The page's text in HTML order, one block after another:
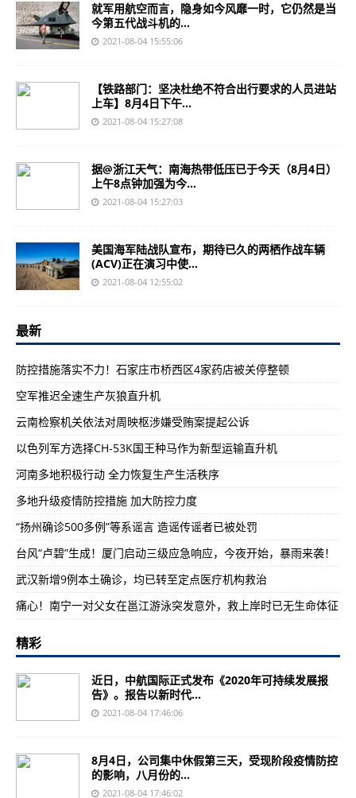
就军用航空而言，隐身如今风靡一时，它仍然是当
今第五代战斗机的...
2021-08-04 15:55:06
【铁路部门：坚决杜绝不符合出行要求的人员进站
上车】8月4日下午...
2021-08-04 15:27:08
据@浙江天气：南海热带低压已于今天（8月4日）
上午8点钟加强为今...
2021-08-04 15:27:03
美国海军陆战队宣布，期待已久的两栖作战车辆
(ACV)正在演习中使...
2021-08-04 12:55:02
最新
防控措施落实不力！石家庄市桥西区4家药店被关停整顿
空军推迟全速生产灰狼直升机
云南检察机关依法对周映枢涉嫌受贿案提起公诉
以色列军方选择CH-53K国王种马作为新型运输直升机
河南多地积极行动 全力恢复生产生活秩序
多地升级疫情防控措施 加大防控力度
“扬州确诊500多例”等系谣言 造谣传谣者已被处罚
台风“卢碧”生成！厦门启动三级应急响应，今夜开始，暴雨来袭！
武汉新增9例本土确诊，均已转至定点医疗机构救治
痛心！南宁一对父女在邕江游泳突发意外，救上岸时已无生命体征
精彩
近日，中航国际正式发布《2020年可持续发展报
告》。报告以新时代...
2021-08-04 17:46:06
8月4日，公司集中休假第三天，受现阶段疫情防控
的影响，八月份的...
2021-08-04 17:46:02